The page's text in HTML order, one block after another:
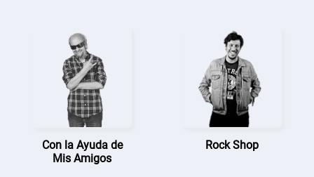
Con la Ayuda de
Mis Amigos
Rock Shop